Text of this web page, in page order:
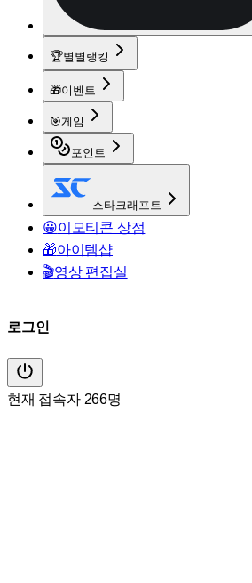
🏆별별랭킹
🎁이벤트
🎯게임
포인트
스타크래프트
😀이모티콘 상점
🎁아이템샵
🎬영상 편집실
로그인
현재 접속자 266명